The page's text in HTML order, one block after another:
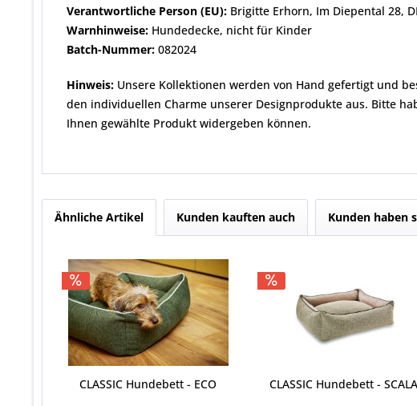
Verantwortliche Person (EU): Brigitte Erhorn, Im Diepental 28,
Warnhinweise: Hundedecke, nicht für Kinder
Batch-Nummer: 082024
Hinweis: Unsere Kollektionen werden von Hand gefertigt und
den individuellen Charme unserer Designprodukte aus. Bitte
Ihnen gewählte Produkt widergeben können.
Ähnliche Artikel Kunden kauften auch Kunden haben
CLASSIC Hundebett - ECO CLASSIC Hundebett - SCALA